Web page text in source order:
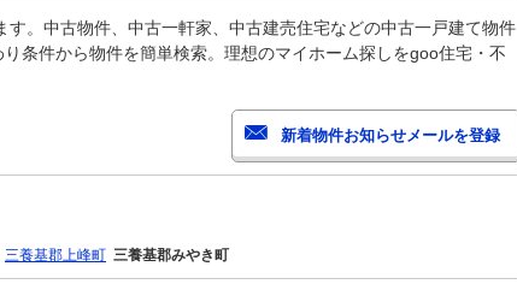
。中古物件、中古一軒家、中古建売住宅などの中古一戸建て物件
条件から物件を簡単検索。理想のマイホーム探しをgoo住宅・不
三養基郡上峰町 三養基郡みやき町